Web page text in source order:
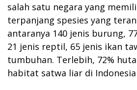
salah satu negara yang
terpanjang spesies yang
antaranya 140 jenis burung,
21 jenis reptil, 65 jenis ikan
tumbuhan. Terlebih, 72%
habitat satwa liar di